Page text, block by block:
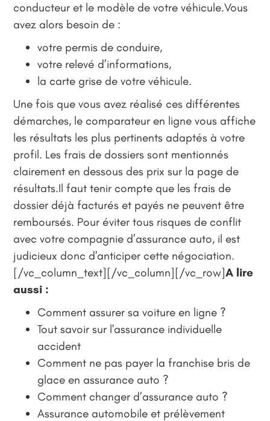
conducteur et le modèle de votre véhicule.Vous
avez alors besoin de :
votre permis de conduire,
votre relevé d’informations,
la carte grise de votre véhicule.
Une fois que vous avez réalisé ces différentes
démarches, le comparateur en ligne vous affiche
les résultats les plus pertinents adaptés à votre
profil. Les frais de dossiers sont mentionnés
clairement en dessous des prix sur la page de
résultats.Il faut tenir compte que les frais de
dossier déjà facturés et payés ne peuvent être
remboursés. Pour éviter tous risques de conflit
avec votre compagnie d’assurance auto, il est
judicieux donc d'anticiper cette négociation.
[/vc_column_text][/vc_column][/vc_row]A lire
aussi :
Comment assurer sa voiture en ligne ?
Tout savoir sur l'assurance individuelle
accident
Comment ne pas payer la franchise bris de
glace en assurance auto ?
Comment changer d’assurance auto ?
Assurance automobile et prélèvement